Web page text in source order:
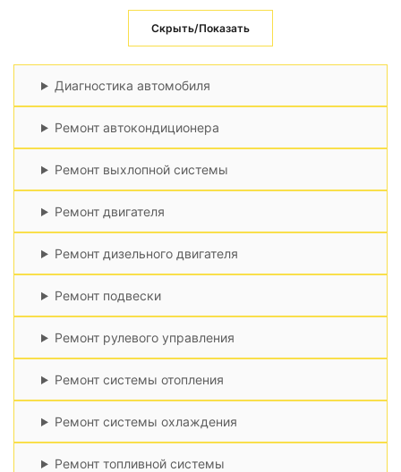
Скрыть/Показать
Диагностика автомобиля
Ремонт автокондиционера
Ремонт выхлопной системы
Ремонт двигателя
Ремонт дизельного двигателя
Ремонт подвески
Ремонт рулевого управления
Ремонт системы отопления
Ремонт системы охлаждения
Ремонт топливной системы